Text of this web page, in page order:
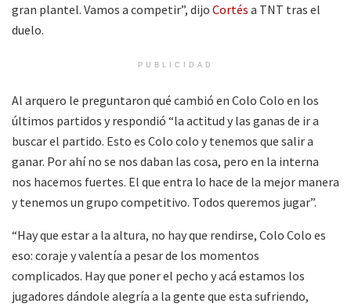
gran plantel. Vamos a competir”, dijo Cortés a TNT tras el
duelo.
PUBLICIDAD
Al arquero le preguntaron qué cambió en Colo Colo en los
últimos partidos y respondió “la actitud y las ganas de ir a
buscar el partido. Esto es Colo colo y tenemos que salir a
ganar. Por ahí no se nos daban las cosa, pero en la interna
nos hacemos fuertes. El que entra lo hace de la mejor manera
y tenemos un grupo competitivo. Todos queremos jugar”.
“Hay que estar a la altura, no hay que rendirse, Colo Colo es
eso: coraje y valentía a pesar de los momentos
complicados. Hay que poner el pecho y acá estamos los
jugadores dándole alegría a la gente que esta sufriendo,